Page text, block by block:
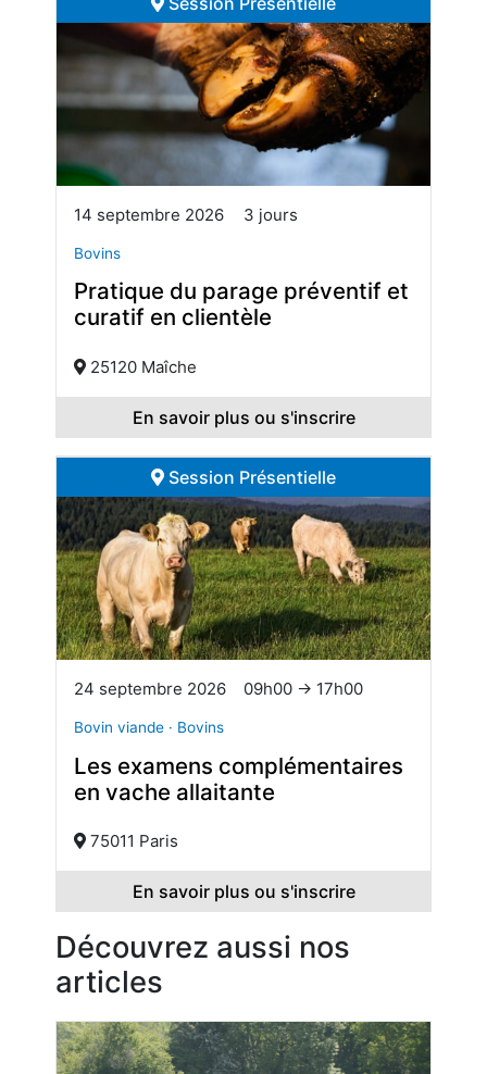
14 septembre 2026 3 jours
Bovins
Pratique du parage préventif et
curatif en clientèle
25120 Maîche
En savoir plus ou s'inscrire
Session Présentielle
24 septembre 2026 09h00 → 17h00
Bovin viande · Bovins
Les examens complémentaires
en vache allaitante
75011 Paris
En savoir plus ou s'inscrire
Découvrez aussi nos
articles